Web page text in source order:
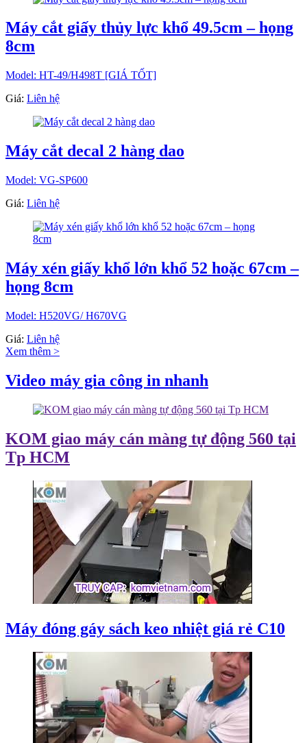
Máy cắt giấy thủy lực khổ 49.5cm – họng
8cm
Model: HT-49/H498T [GIÁ TỐT]
Giá: Liên hệ
Máy cắt decal 2 hàng dao
Model: VG-SP600
Giá: Liên hệ
Máy xén giấy khổ lớn khổ 52 hoặc 67cm –
họng 8cm
Model: H520VG/ H670VG
Giá: Liên hệ
Xem thêm >
Video máy gia công in nhanh
KOM giao máy cán màng tự động 560 tại
Tp HCM
Máy đóng gáy sách keo nhiệt giá rẻ C10